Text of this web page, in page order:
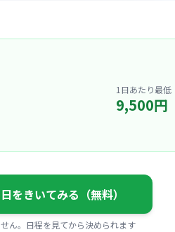
1日あたり最低
9,500円
をきいてみる（無料）
ん。日程を見てから決められます